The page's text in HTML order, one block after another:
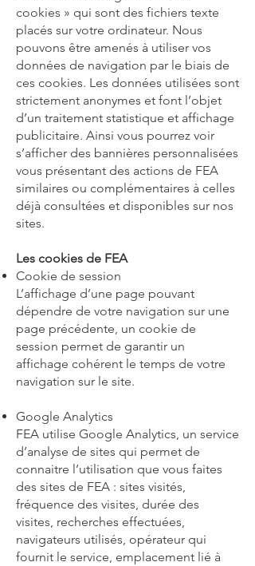
cookies » qui sont des fichiers texte
placés sur votre ordinateur. Nous
pouvons être amenés à utiliser vos
données de navigation par le biais de
ces cookies. Les données utilisées sont
strictement anonymes et font l’objet
d’un traitement statistique et affichage
publicitaire. Ainsi vous pourrez voir
s’afficher des bannières personnalisées
vous présentant des actions de FEA
similaires ou complémentaires à celles
déjà consultées et disponibles sur nos
sites.
Les cookies de FEA
Cookie de session
L’affichage d’une page pouvant
dépendre de votre navigation sur une
page précédente, un cookie de
session permet de garantir un
affichage cohérent le temps de votre
navigation sur le site.
Google Analytics
FEA utilise Google Analytics, un service
d’analyse de sites qui permet de
connaitre l’utilisation que vous faites
des sites de FEA : sites visités,
fréquence des visites, durée des
visites, recherches effectuées,
navigateurs utilisés, opérateur qui
fournit le service, emplacement lié à